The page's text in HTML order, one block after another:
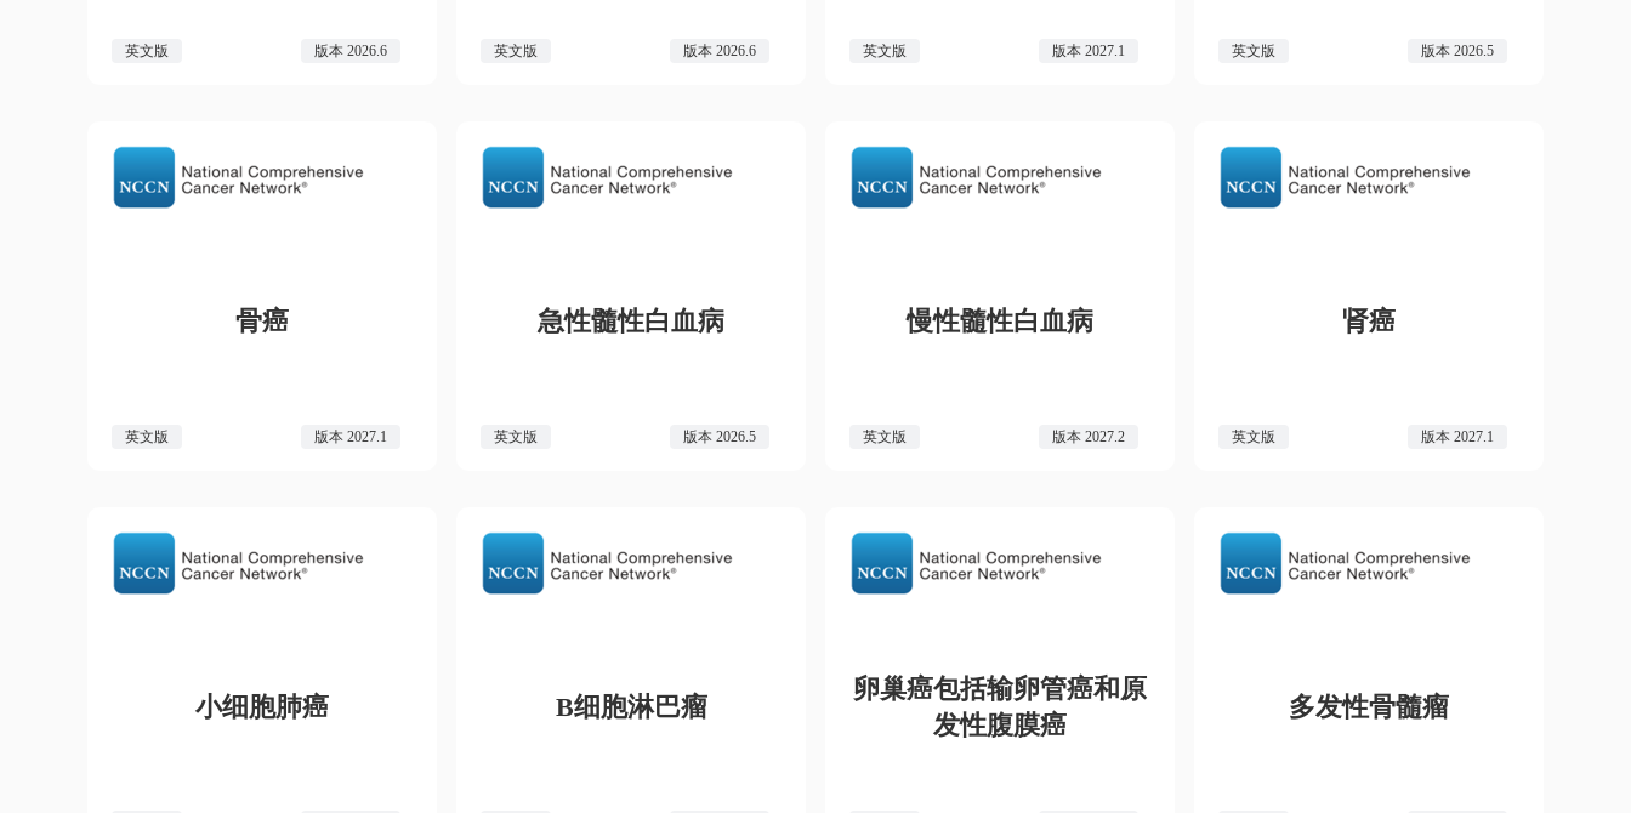
英文版 版本 2026.6 英文版 版本 2026.6 英文版 版本 2027.1 英文版 版本 2026.5
骨癌
英文版 版本 2027.1
急性髓性白血病
英文版 版本 2026.5
慢性髓性白血病
英文版 版本 2027.2
肾癌
英文版 版本 2027.1
小细胞肺癌 B细胞淋巴瘤
卵巢癌包括输卵管癌和原
发性腹膜癌
多发性骨髓瘤